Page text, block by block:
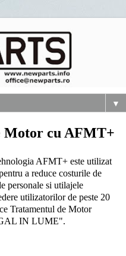
▼
Motor cu AFMT+
AFMT+ este utilizat
a reduce costurile de
personale si utilajele
utilizatorilor de peste 20
Tratamentul de Motor
IN LUME".